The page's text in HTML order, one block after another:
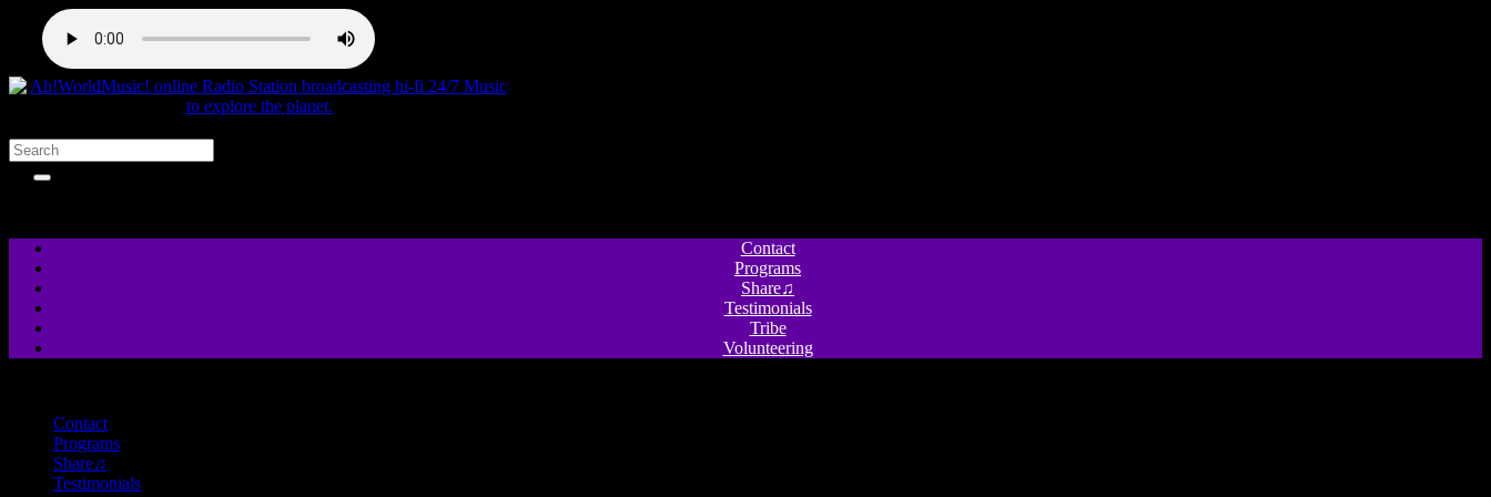
Contact
Programs
Share♫
Testimonials
Tribe
Volunteering
Contact
Programs
Share♫
Testimonials